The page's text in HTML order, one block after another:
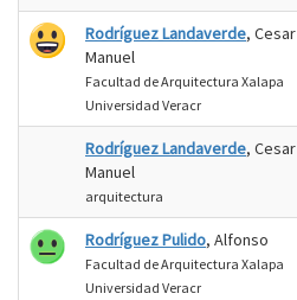
Rodríguez Landaverde, Cesar
Manuel
Facultad de Arquitectura Xalapa
Universidad Veracr
Rodríguez Landaverde, Cesar
Manuel
arquitectura
Rodríguez Pulido, Alfonso
Facultad de Arquitectura Xalapa
Universidad Veracr